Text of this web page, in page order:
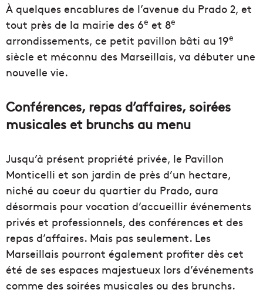
À quelques encablures de l’avenue du Prado 2, et
tout près de la mairie des 6e et 8e
arrondissements, ce petit pavillon bâti au 19e
siècle et méconnu des Marseillais, va débuter une
nouvelle vie.
Conférences, repas d’affaires, soirées
musicales et brunchs au menu
Jusqu’à présent propriété privée, le Pavillon
Monticelli et son jardin de près d’un hectare,
niché au coeur du quartier du Prado, aura
désormais pour vocation d’accueillir événements
privés et professionnels, des conférences et des
repas d’affaires. Mais pas seulement. Les
Marseillais pourront également profiter dès cet
été de ses espaces majestueux lors d’événements
comme des soirées musicales ou des brunchs.